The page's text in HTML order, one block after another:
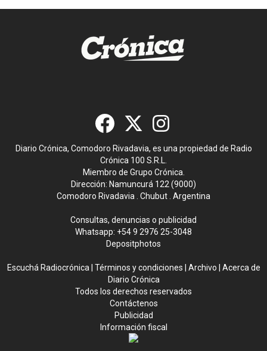
Diario Crónica, Comodoro Rivadavia, es una propiedad de Radio
Crónica 100 S.R.L.
Miembro de Grupo Crónica.
Dirección: Namuncurá 122 (9000)
Comodoro Rivadavia . Chubut . Argentina
Consultas, denuncias o publicidad
Whatsapp: +54 9 2976 25-3048
Depositphotos
Escuchá Radiocrónica Términos y condiciones Archivo
Acerca de
Diario Crónica
Todos los derechos reservados
Contáctenos
Publicidad
Información fiscal